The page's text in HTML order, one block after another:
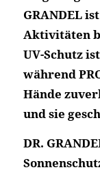
GRANDEL
Aktivitäten
UV-Schutz
während
Hände
und sie
DR.